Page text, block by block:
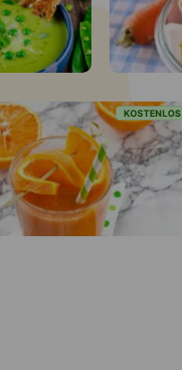
KOSTENLOS